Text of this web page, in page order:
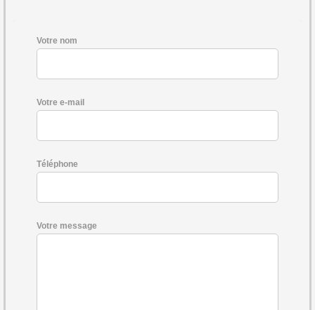
Votre nom
Votre e-mail
Téléphone
Votre message